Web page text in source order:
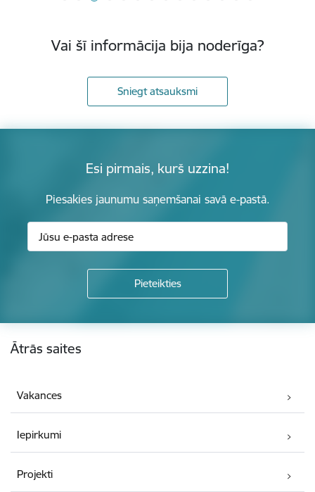
Vai šī informācija bija noderīga?
Sniegt atsauksmi
Esi pirmais, kurš uzzina!
Piesakies jaunumu saņemšanai savā e-pastā.
Ātrās saites
Vakances
Iepirkumi
Projekti